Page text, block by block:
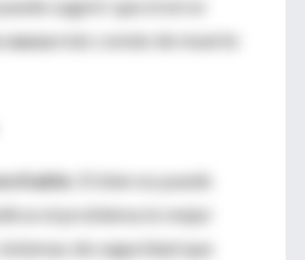
sugerir que el error
más común de muerte
. Si bien no puede
el problema lo mejor
de seguridad que